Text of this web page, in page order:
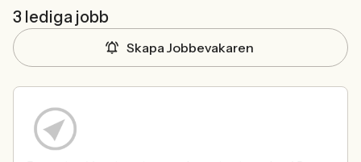
3 lediga jobb
Skapa Jobbevakaren